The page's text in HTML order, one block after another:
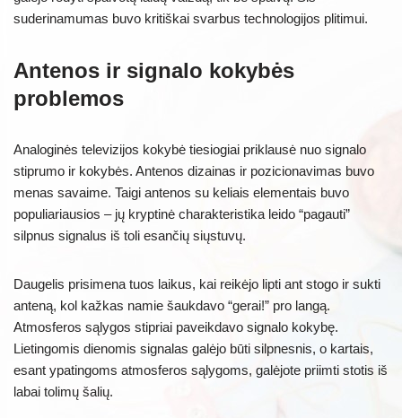
suderinamumas buvo kritiškai svarbus technologijos plitimui.
Antenos ir signalo kokybės
problemos
Analoginės televizijos kokybė tiesiogiai priklausė nuo signalo
stiprumo ir kokybės. Antenos dizainas ir pozicionavimas buvo
menas savaime. Taigi antenos su keliais elementais buvo
populiariausios – jų kryptinė charakteristika leido “pagauti”
silpnus signalus iš toli esančių siųstuvų.
Daugelis prisimena tuos laikus, kai reikėjo lipti ant stogo ir sukti
anteną, kol kažkas namie šaukdavo “gerai!” pro langą.
Atmosferos sąlygos stipriai paveikdavo signalo kokybę.
Lietingomis dienomis signalas galėjo būti silpnesnis, o kartais,
esant ypatingoms atmosferos sąlygoms, galėjote priimti stotis iš
labai tolimų šalių.